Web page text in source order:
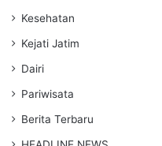
Kesehatan
Kejati Jatim
Dairi
Pariwisata
Berita Terbaru